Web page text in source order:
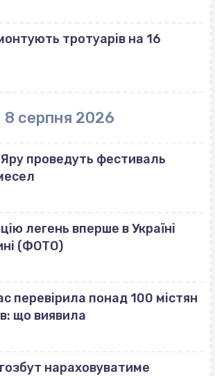
тротуарів на 16
8 серпня 2026
проведуть фестиваль
легень вперше в Україні
(ФОТО)
перевірила понад 100 містян
що виявила
нараховуватиме